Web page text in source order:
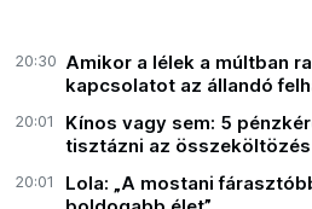
20:30 Amikor a lélek a múltban
kapcsolatot az állandó
20:01
Kínos vagy sem: 5
tisztázni az
20:01
Lola: „A mostani